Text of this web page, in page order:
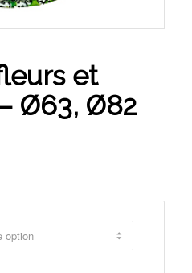
et
Ø63, Ø82